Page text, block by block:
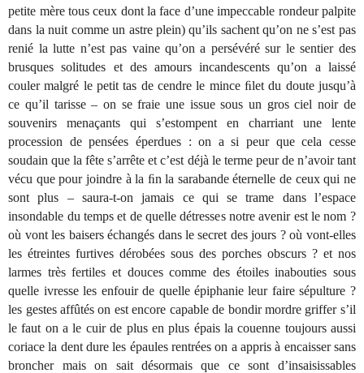
petite mère tous ceux dont la face d’une impeccable rondeur palpite
dans la nuit comme un astre plein) qu’ils sachent qu’on ne s’est pas
renié la lutte n’est pas vaine qu’on a persévéré sur le sentier des
brusques solitudes et des amours incandescents qu’on a laissé
couler malgré le petit tas de cendre le mince ﬁlet du doute jusqu’à
ce qu’il tarisse – on se fraie une issue sous un gros ciel noir de
souvenirs menaçants qui s’estompent en charriant une lente
procession de pensées éperdues : on a si peur que cela cesse
soudain que la fête s’arrête et c’est déjà le terme peur de n’avoir tant
vécu que pour joindre à la ﬁn la sarabande éternelle de ceux qui ne
sont plus – saura-t-on jamais ce qui se trame dans l’espace
insondable du temps et de quelle détresses notre avenir est le nom ?
où vont les baisers échangés dans le secret des jours ? où vont-elles
les étreintes furtives dérobées sous des porches obscurs ? et nos
larmes très fertiles et douces comme des étoiles inabouties sous
quelle ivresse les enfouir de quelle épiphanie leur faire sépulture ?
les gestes affûtés on est encore capable de bondir mordre griffer s’il
le faut on a le cuir de plus en plus épais la couenne toujours aussi
coriace la dent dure les épaules rentrées on a appris à encaisser sans
broncher mais on sait désormais que ce sont d’insaisissables